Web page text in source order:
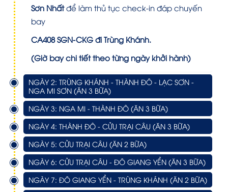
Sơn Nhấtđể làm thủ tục check-in đáp chuyến
bay
CA408 SGN-CKG đi Trùng Khánh.
(Giờ bay chi tiết theo từng ngày khởi hành)
NGÀY 2: TRÙNG KHÁNH - THÀNH ĐÔ - LẠC SƠN -
NGA MI SƠN (ĂN 3 BỮA)
NGÀY 3: NGA MI - THÀNH ĐÔ (ĂN 3 BỮA)
NGÀY 4: THÀNH ĐÔ - CỬU TRẠI CÂU (ĂN 3 BỮA)
NGÀY 5: CỬU TRẠI CÂU (ĂN 2 BỮA)
NGÀY 6: CỬU TRẠI CÂU - ĐÔ GIANG YỂN (ĂN 3 BỮA)
NGÀY 7: ĐÔ GIANG YỂN - TRÙNG KHÁNH (ĂN 2 BỮA)